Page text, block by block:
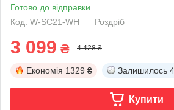
Готово до відправки
Код: W-SC21-WH
Роздріб
3 099 ₴ 4 428 ₴
Економія 1329 ₴ Залишилось
Купити